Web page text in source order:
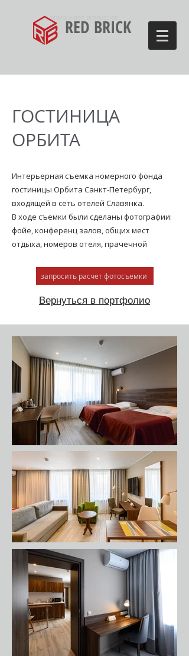
RED BRICK
photo video production
ГОСТИНИЦА
ОРБИТА
Интерьерная съемка номерного фонда
гостиницы Орбита Санкт-Петербург,
входящей в сеть отелей Славянка.
В ходе съемки были сделаны фотографии:
фойе, конференц залов, общих мест
отдыха, номеров отеля, прачечной
запросить расчет фотосъемки
Вернуться в портфолио